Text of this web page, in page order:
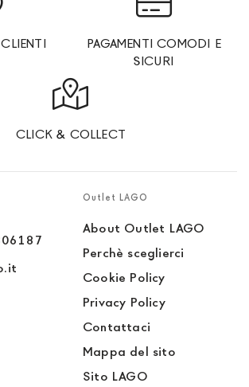
PAGAMENTI COMODI E
SICURI
CLICK & COLLECT
Outlet LAGO
About Outlet LAGO
Perchè sceglierci
Cookie Policy
Privacy Policy
Contattaci
Mappa del sito
Sito LAGO